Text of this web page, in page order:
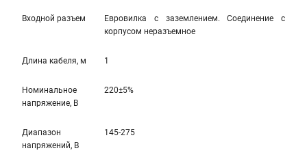
Входной разъем
Евровилка с заземлением. Соединение с
корпусом неразъемное
Длина кабеля, м 1
Номинальное
напряжение, В
220±5%
Диапазон
напряжений, В
145-275